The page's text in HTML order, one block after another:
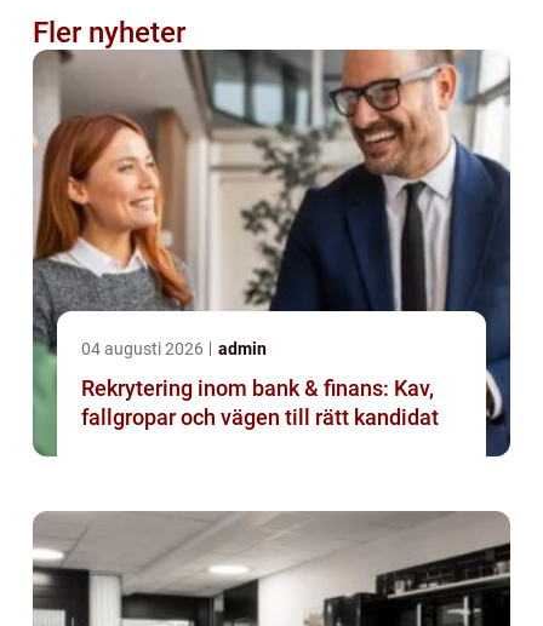
Fler nyheter
04 augusti 2026 admin
Rekrytering inom bank & finans: Kav,
fallgropar och vägen till rätt kandidat